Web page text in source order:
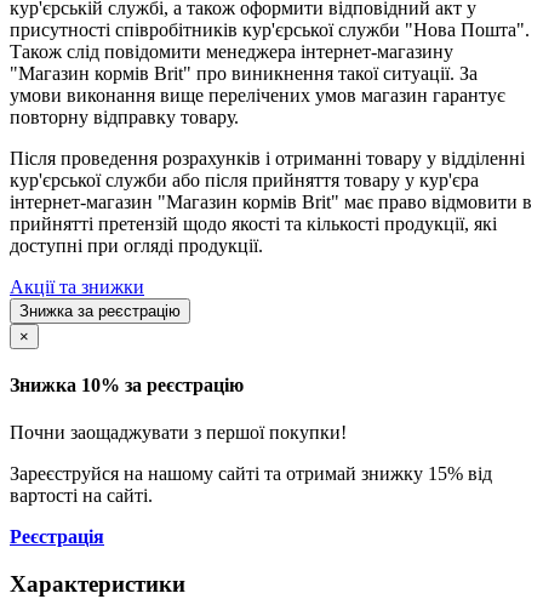
кур'єрській службі, а також оформити відповідний акт у
присутності співробітників кур'єрської служби "Нова Пошта".
Також слід повідомити менеджера інтернет-магазину
"Магазин кормів Brit" про виникнення такої ситуації. За
умови виконання вище перелічених умов магазин гарантує
повторну відправку товару.
Після проведення розрахунків і отриманні товару у відділенні
кур'єрської служби або після прийняття товару у кур'єра
інтернет-магазин "Магазин кормів Brit" має право відмовити в
прийнятті претензій щодо якості та кількості продукції, які
доступні при огляді продукції.
Акції та знижки
Знижка за реєстрацію
×
Знижка 10% за реєстрацію
Почни заощаджувати з першої покупки!
Зареєструйся на нашому сайті та отримай знижку 15% від
вартості на сайті.
Реєстрація
Характеристики